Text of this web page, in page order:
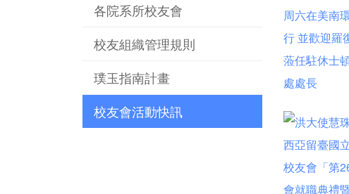
各院系所校友會
校友組織管理規則
璞玉指南計畫
校友會活動快訊